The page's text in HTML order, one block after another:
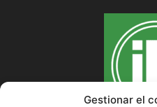
Gestionar el